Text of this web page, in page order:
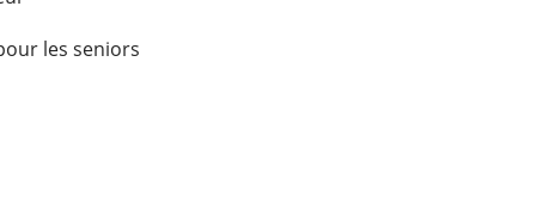
les seniors